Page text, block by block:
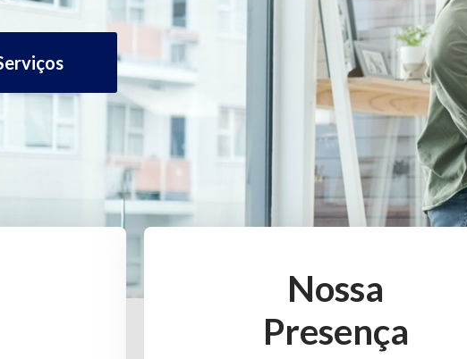
Nossa
Presença